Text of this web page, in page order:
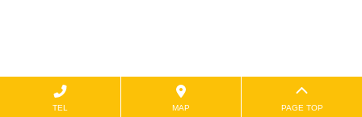
TEL MAP PAGE TOP